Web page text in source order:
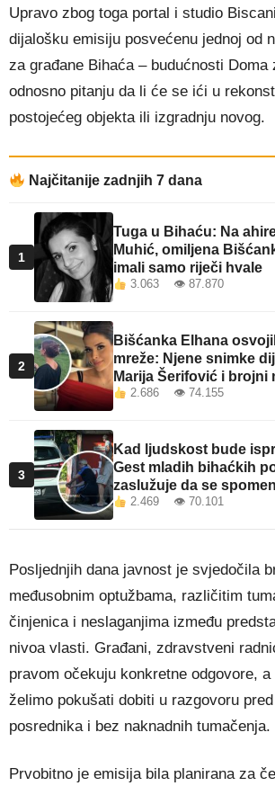
Upravo zbog toga portal i studio
dijalošku emisiju posvećenu jednoj od
za građane Bihaća – budućnosti Doma
odnosno pitanju da li će se ići u
postojećeg objekta ili izgradnju novog.
Najčitanije zadnjih 7 dana
1
Tuga u Bihaću: Na
Muhić, omiljena
imali samo riječi hvale
3.063 👁 87.870
2
Bišćanka Elhana
mreže: Njene snimke
Marija Šerifović i brojni
2.686 👁 74.155
3
Kad ljudskost bude
Gest mladih bihaćkih
zaslužuje da se
2.469 👁 70.101
Posljednjih dana javnost je svjedočila
međusobnim optužbama, različitim
činjenica i neslaganjima između
nivoa vlasti. Građani, zdravstveni
pravom očekuju konkretne odgovore,
želimo pokušati dobiti u razgovoru
posrednika i bez naknadnih tumačenja.
Prvobitno je emisija bila planirana za